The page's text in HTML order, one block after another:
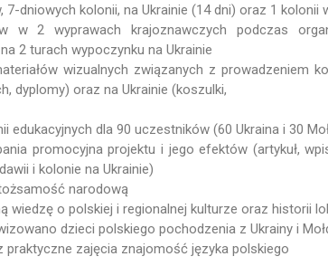
7-dniowych kolonii, na Ukrainie (14 dni) oraz 1 kolonii
w 2 wyprawach krajoznawczych podczas
2 turach wypoczynku na Ukrainie
wizualnych związanych z prowadzeniem
dyplomy) oraz na Ukrainie (koszulki,
edukacyjnych dla 90 uczestników (60 Ukraina i 30
promocyjna projektu i jego efektów (artykuł,
i kolonie na Ukrainie)
narodową
wiedzę o polskiej i regionalnej kulturze oraz historii
dzieci polskiego pochodzenia z Ukrainy i
zajęcia znajomość języka polskiego